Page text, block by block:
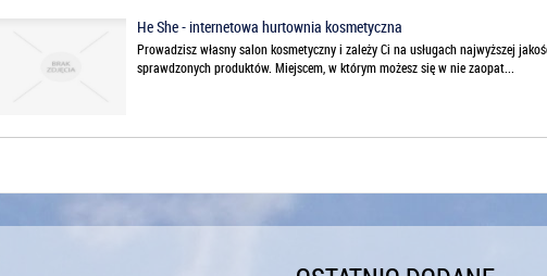
He She - internetowa hurtownia kosmetyczna
Prowadzisz własny salon kosmetyczny i zależy Ci na usługach najwyższej
sprawdzonych produktów. Miejscem, w którym możesz się w nie zaopat...